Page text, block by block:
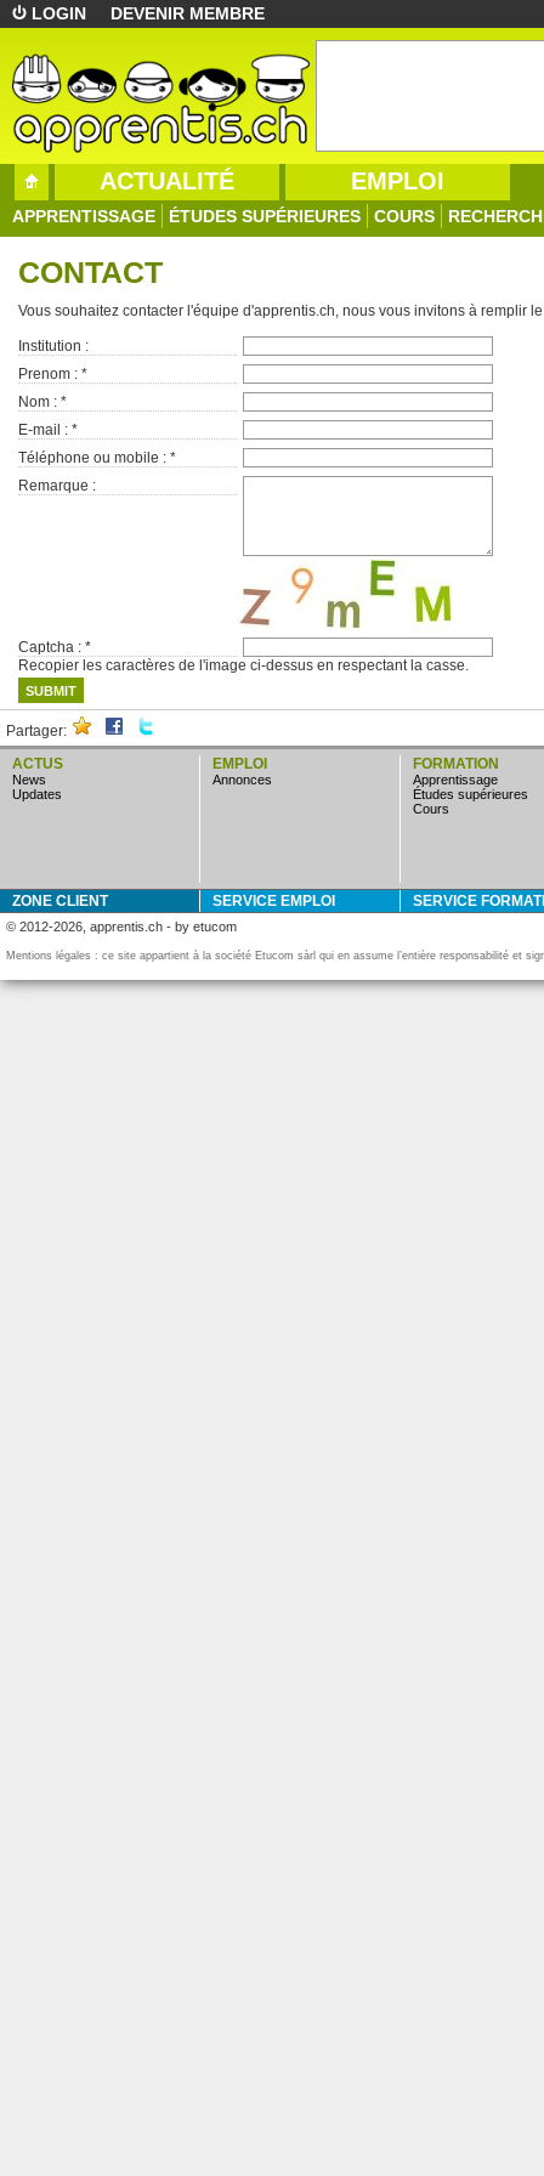
LOGIN DEVENIR MEMBRE
ACTUALITÉ EMPLOI
APPRENTISSAGE ÉTUDES SUPÉRIEURES COURS
CONTACT
Vous souhaitez contacter l'équipe d'apprentis.ch, nous vous invitons à remplir
Institution :
Prenom : *
Nom : *
E-mail : *
Téléphone ou mobile : *
Remarque :
Captcha : *
Recopier les caractères de l'image ci-dessus en respectant la casse.
Partager:
ACTUS
news
updates
EMPLOI
annonces
FORMATION
apprentissage
études supérieures
cours
ZONE CLIENT SERVICE EMPLOI SERVICE
© 2012-2026, apprentis.ch - by etucom
Mentions légales : ce site appartient à la société Etucom sàrl qui en assume l’entière responsabilité et